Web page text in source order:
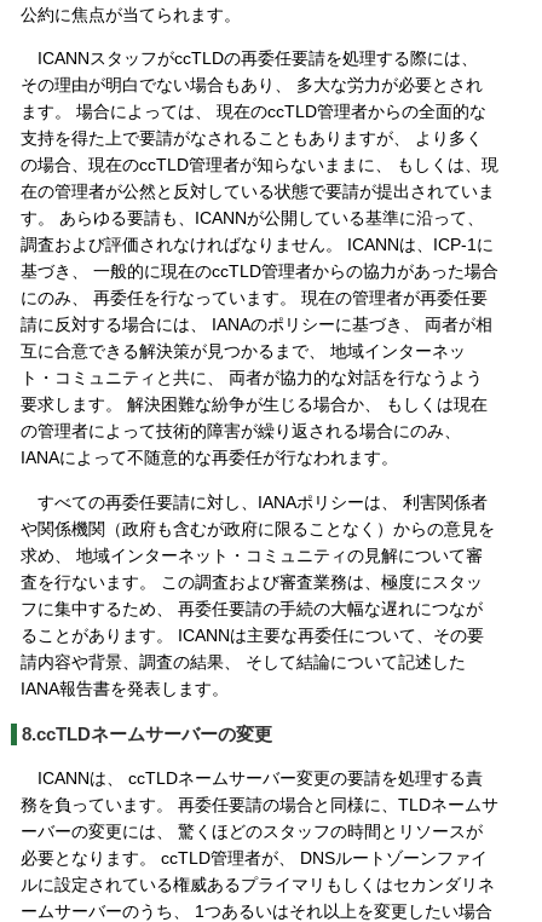
公約に焦点が当てられます。
ICANNスタッフがccTLDの再委任要請を処理する際には、
その理由が明白でない場合もあり、 多大な労力が必要とされ
ます。 場合によっては、 現在のccTLD管理者からの全面的な
支持を得た上で要請がなされることもありますが、 より多く
の場合、現在のccTLD管理者が知らないままに、 もしくは、現
在の管理者が公然と反対している状態で要請が提出されていま
す。 あらゆる要請も、ICANNが公開している基準に沿って、
調査および評価されなければなりません。 ICANNは、ICP-1に
基づき、 一般的に現在のccTLD管理者からの協力があった場合
にのみ、 再委任を行なっています。 現在の管理者が再委任要
請に反対する場合には、 IANAのポリシーに基づき、 両者が相
互に合意できる解決策が見つかるまで、 地域インターネッ
ト・コミュニティと共に、 両者が協力的な対話を行なうよう
要求します。 解決困難な紛争が生じる場合か、 もしくは現在
の管理者によって技術的障害が繰り返される場合にのみ、
IANAによって不随意的な再委任が行なわれます。
すべての再委任要請に対し、IANAポリシーは、 利害関係者
や関係機関（政府も含むが政府に限ることなく）からの意見を
求め、 地域インターネット・コミュニティの見解について審
査を行ないます。 この調査および審査業務は、極度にスタッ
フに集中するため、 再委任要請の手続の大幅な遅れにつなが
ることがあります。 ICANNは主要な再委任について、その要
請内容や背景、調査の結果、 そして結論について記述した
IANA報告書を発表します。
8.ccTLDネームサーバーの変更
ICANNは、 ccTLDネームサーバー変更の要請を処理する責
務を負っています。 再委任要請の場合と同様に、TLDネームサ
ーバーの変更には、 驚くほどのスタッフの時間とリソースが
必要となります。 ccTLD管理者が、 DNSルートゾーンファイ
ルに設定されている権威あるプライマリもしくはセカンダリネ
ームサーバーのうち、 1つあるいはそれ以上を変更したい場合